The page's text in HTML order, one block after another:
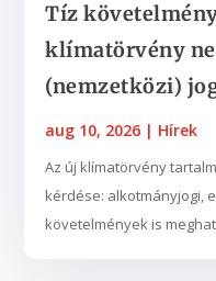
Tíz
klímatörvény
(nemzetközi)
aug 10, 2026 | Hírek
Az új klímatörvény
kérdése: alkotmányjogi,
követelmények is